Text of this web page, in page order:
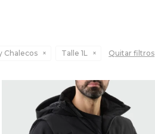
Chalecos Talle 1L Quitar filtros